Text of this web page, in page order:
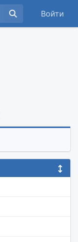
Войти